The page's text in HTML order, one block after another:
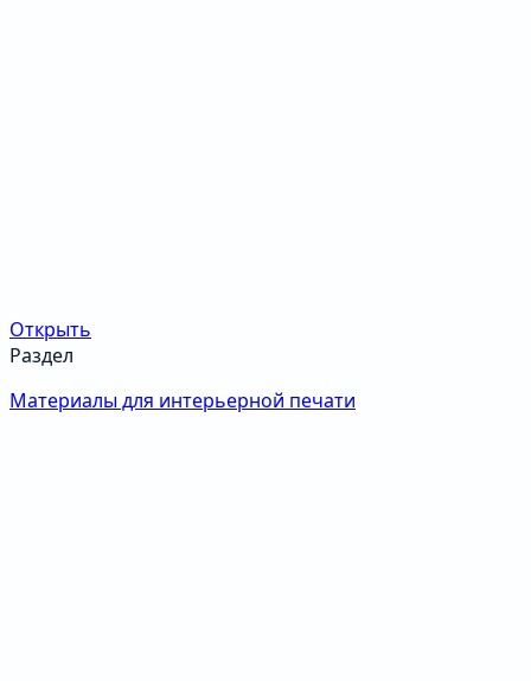
Открыть
Раздел
Материалы для интерьерной печати